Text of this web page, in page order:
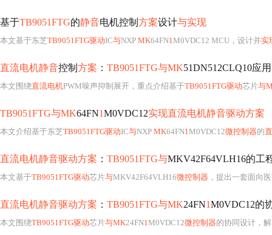
基于TB9051FTG的静音电机控制 方案设计与实现
本文基于东芝TB9051FTG驱动IC与NXP MK64FN1M0VDC12 MCU，设计并实
直流电机静音控制 方案 ： TB9051FTG与MK51DN512CLQ10应用
本文围绕直流电机PWM噪声抑制展开，重点介绍基于TB9051FTG驱动芯片与
TB9051FTG与MK64FN1M0VDC12实现直流电机静音驱动方案
本文介绍基于东芝TB9051FTG驱动IC与NXP MK64FN1M0VDC12微控制器的
直流电机静音驱动方案 ： TB9051FTG与MKV42F64VLH16的工
本文基于TB9051FTG驱动芯片与MKV42F64VLH16微控制器 ，提出一套面向
直流电机静音驱动方案 ： TB9051FTG与MK24FN1M0VDC12的
本文围绕TB9051FTG驱动芯片与MK24FN1M0VDC12微控制器的协同设计，